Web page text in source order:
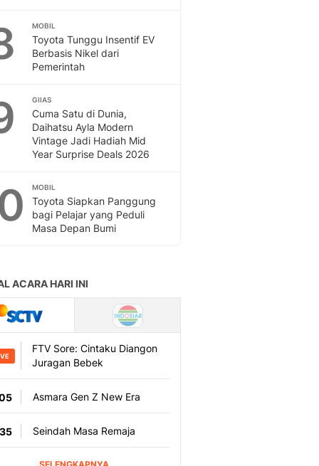
MOBIL
Toyota Tunggu Insentif EV
Berbasis Nikel dari
Pemerintah
GIIAS
Cuma Satu di Dunia,
Daihatsu Ayla Modern
Vintage Jadi Hadiah Mid
Year Surprise Deals 2026
MOBIL
Toyota Siapkan Panggung
bagi Pelajar yang Peduli
Masa Depan Bumi